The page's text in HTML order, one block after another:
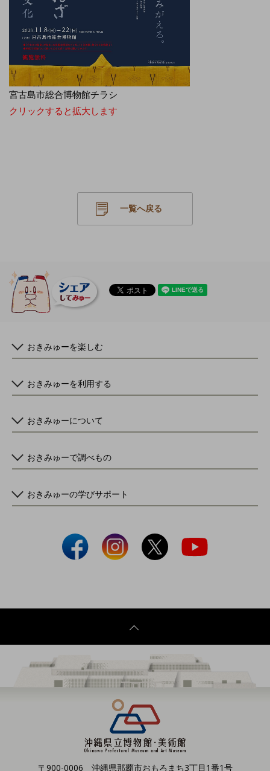
宮古島市総合博物館チラシ
クリックすると拡大します
一覧へ戻る
おきみゅーを楽しむ
おきみゅーを利用する
おきみゅーについて
おきみゅーで調べもの
おきみゅーの学びサポート
〒900-0006 沖縄県那覇市おもろまち3丁目1番1号